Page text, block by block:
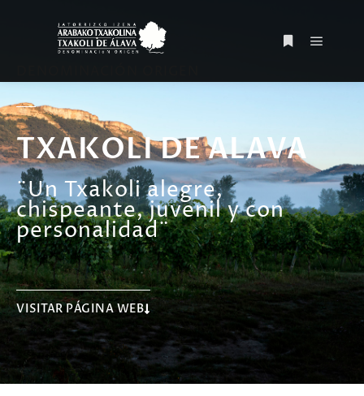
TXAKOLI DE ALAVA
¨Un Txakoli alegre,
chispeante, juvenil y con
personalidad¨
VISITAR PÁGINA WEB